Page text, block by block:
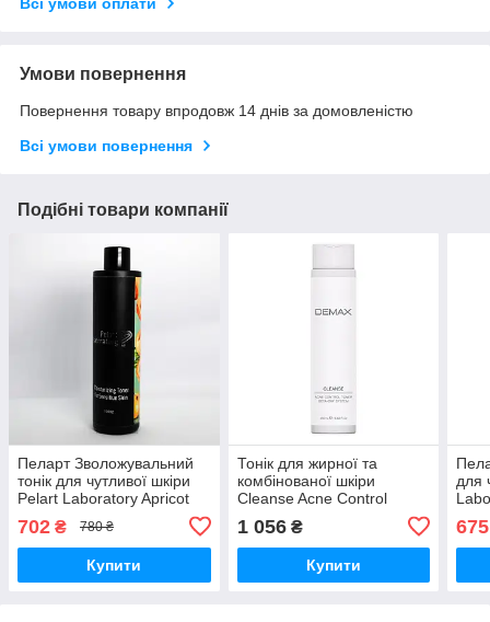
Всі умови оплати
Умови повернення
Повернення товару впродовж 14 днів за домовленістю
Всі умови повернення
Подібні товари компанії
Пеларт Зволожувальний
тонік для чутливої шкіри
Pelart Laboratory Apricot
250 мл
702 ₴ 780 ₴
Купити
Тонік для жирної та
комбінованої шкіри
Cleanse Acne Control
1 056₴
Купити
для
675